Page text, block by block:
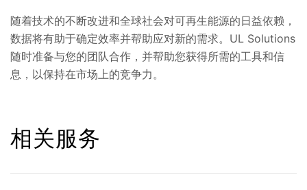
随着技术的不断改进和全球社会对可再生能源的日益依赖，
数据将有助于确定效率并帮助应对新的需求。UL Solutions
随时准备与您的团队合作，并帮助您获得所需的工具和信
息，以保持在市场上的竞争力。
相关服务